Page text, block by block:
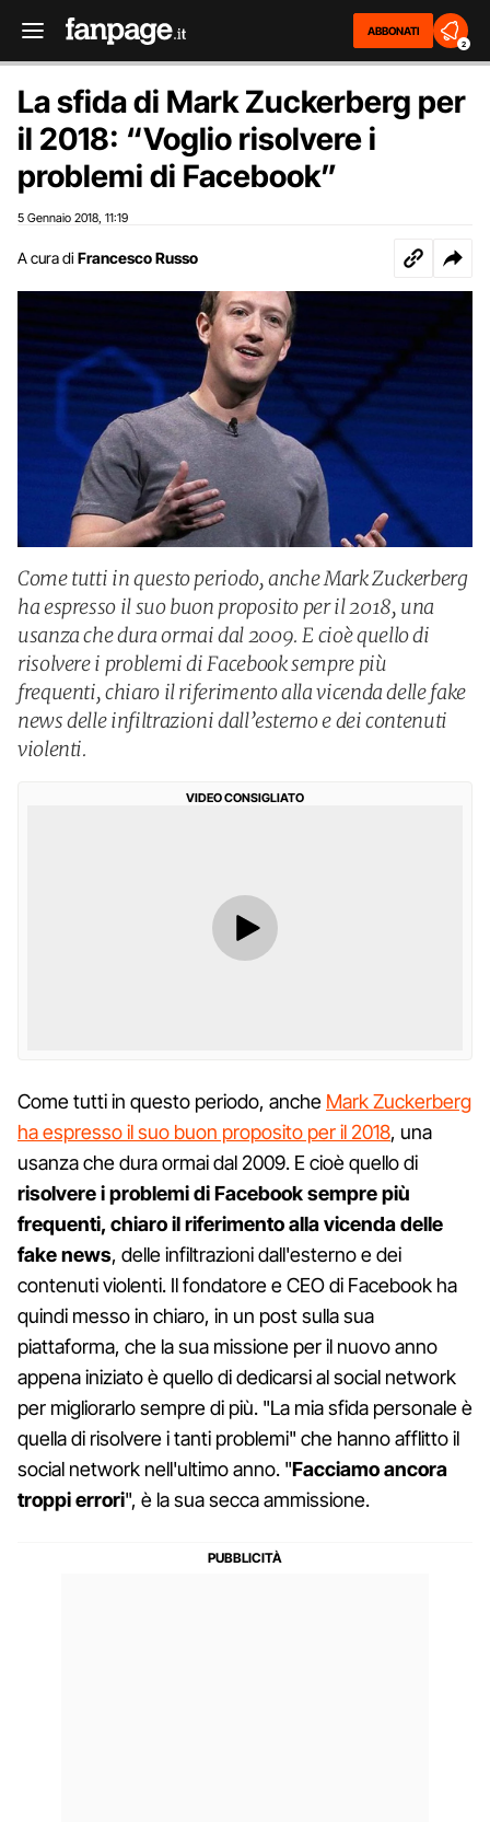
ABBONATI
2
La sfida di Mark Zuckerberg per
il 2018: “Voglio risolvere i
problemi di Facebook”
5 Gennaio 2018 11:19
A cura di Francesco Russo
Come tutti in questo periodo, anche Mark Zuckerberg
ha espresso il suo buon proposito per il 2018, una
usanza che dura ormai dal 2009. E cioè quello di
risolvere i problemi di Facebook sempre più
frequenti, chiaro il riferimento alla vicenda delle fake
news delle infiltrazioni dall’esterno e dei contenuti
violenti.
VIDEO CONSIGLIATO
Come tutti in questo periodo, anche Mark Zuckerberg
ha espresso il suo buon proposito per il 2018, una
usanza che dura ormai dal 2009. E cioè quello di
risolvere i problemi di Facebook sempre più
frequenti, chiaro il riferimento alla vicenda delle
fake news, delle infiltrazioni dall'esterno e dei
contenuti violenti. Il fondatore e CEO di Facebook ha
quindi messo in chiaro, in un post sulla sua
piattaforma, che la sua missione per il nuovo anno
appena iniziato è quello di dedicarsi al social network
per migliorarlo sempre di più. "La mia sfida personale è
quella di risolvere i tanti problemi" che hanno afflitto il
social network nell'ultimo anno. "Facciamo ancora
troppi errori", è la sua secca ammissione.